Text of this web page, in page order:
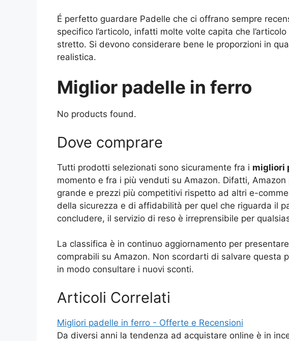
É perfetto guardare Padelle che ci offrano sempre
specifico l’articolo, infatti molte volte capita che
stretto. Si devono considerare bene le proporzioni in
realistica.
Miglior padelle in ferro
No products found.
Dove comprare
Tutti prodotti selezionati sono sicuramente fra i migliori
momento e fra i più venduti su Amazon. Difatti,
grande e prezzi più competitivi rispetto ad altri e-
della sicurezza e di affidabilità per quel che riguarda il
concludere, il servizio di reso è irreprensibile per
La classifica è in continuo aggiornamento per
comprabili su Amazon. Non scordarti di salvare questa
in modo consultare i nuovi sconti.
Articoli Correlati
Migliori padelle in ferro - Offerte e Recensioni
Da diversi anni la tendenza ad acquistare online è in